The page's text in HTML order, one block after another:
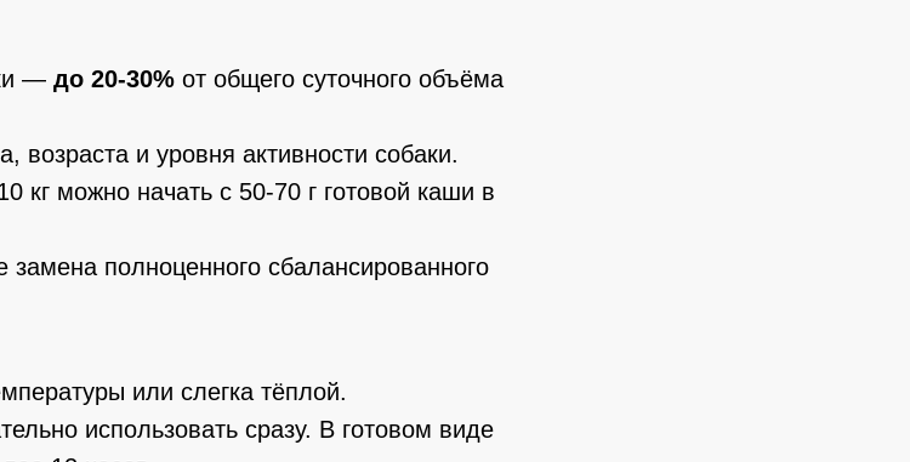
— до 20-30% от общего суточного объёма
возраста и уровня активности собаки.
кг можно начать с 50-70 г готовой каши в
замена полноценного сбалансированного
или слегка тёплой.
использовать сразу. В готовом виде